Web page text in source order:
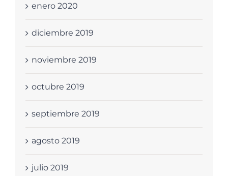
enero 2020
diciembre 2019
noviembre 2019
octubre 2019
septiembre 2019
agosto 2019
julio 2019